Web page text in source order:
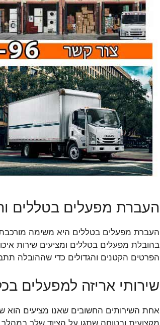
העברת מפעלים בטללים
העברת מפעלים בטללים היא משימה מורכבת
בהובלת מפעלים בטללים ומציעים שירות
הפרטים הקטנים והגדולים כדי שההובלה
שירותי אריזה למפעלים
אחת השירותים החשובים שאנו מציעים הוא
מקצועית ובטוחה שתגן על הציוד שלך במהלך